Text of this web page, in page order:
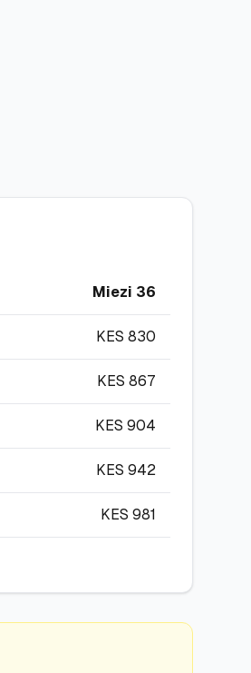
Miezi 36
KES 830
KES 867
KES 904
KES 942
KES 981